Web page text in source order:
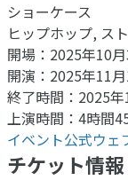
ショーケース
ヒップホップ, ス
開場：2025年10
開演：2025年11
終了時間：2025
上演時間：4時間
イベント公式ウェ
チケット情報